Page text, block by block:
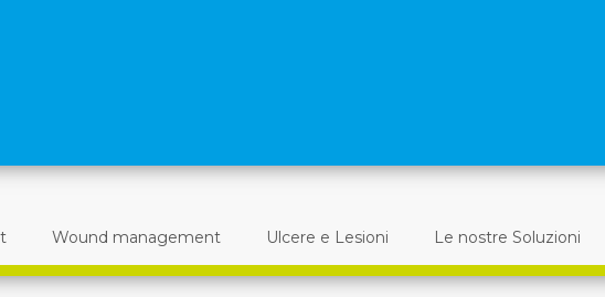
Wound management Ulcere e Lesioni Le nostre Soluzioni